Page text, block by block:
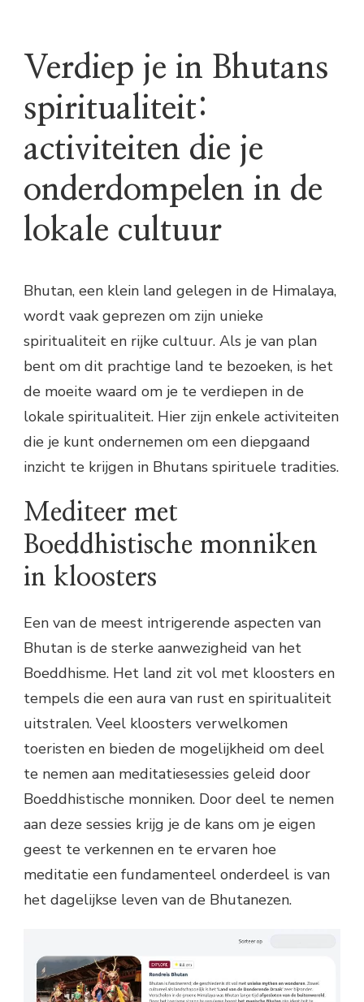
Verdiep je in Bhutans
spiritualiteit:
activiteiten die je
onderdompelen in de
lokale cultuur
Bhutan, een klein land gelegen in de Himalaya,
wordt vaak geprezen om zijn unieke
spiritualiteit en rijke cultuur. Als je van plan
bent om dit prachtige land te bezoeken, is het
de moeite waard om je te verdiepen in de
lokale spiritualiteit. Hier zijn enkele activiteiten
die je kunt ondernemen om een diepgaand
inzicht te krijgen in Bhutans spirituele tradities.
Mediteer met
Boeddhistische monniken
in kloosters
Een van de meest intrigerende aspecten van
Bhutan is de sterke aanwezigheid van het
Boeddhisme. Het land zit vol met kloosters en
tempels die een aura van rust en spiritualiteit
uitstralen. Veel kloosters verwelkomen
toeristen en bieden de mogelijkheid om deel
te nemen aan meditatiesessies geleid door
Boeddhistische monniken. Door deel te nemen
aan deze sessies krijg je de kans om je eigen
geest te verkennen en te ervaren hoe
meditatie een fundamenteel onderdeel is van
het dagelijkse leven van de Bhutanezen.